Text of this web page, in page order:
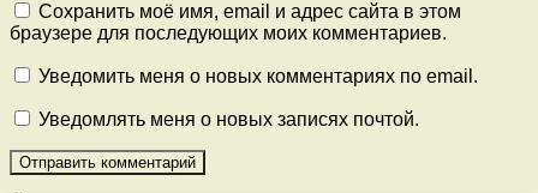
Сохранить моё имя, email и адрес сайта в этом
браузере для последующих моих комментариев.
Уведомить меня о новых комментариях по email.
Уведомлять меня о новых записях почтой.